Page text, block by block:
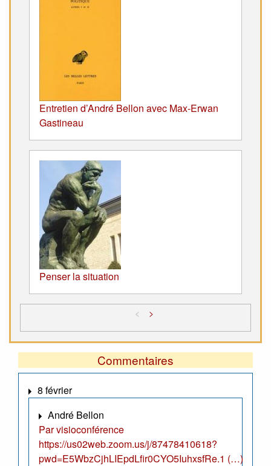
Entretien d’André Bellon avec Max-Erwan
Gastineau
Penser la situation
< >
Commentaires
8 février
André Bellon
Par visioconférence
https://us02web.zoom.us/j/87478410618?
pwd=E5WbzCjhLIEpdLfir0CYO5IuhxsfRe.1 (…)